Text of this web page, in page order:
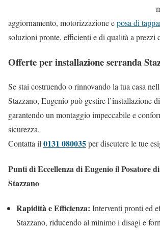
aggiornamento, motorizzazione eposa di
soluzioni pronte, efficienti e di qualità a prezzi
Offerte per installazione serranda
Se stai costruendo o rinnovando la tua casa
Stazzano, Eugenio può gestire l’installazione
garantendo un montaggio impeccabile e
sicurezza.
Contatta il0131 080035per discutere le tue
Punti di Eccellenza di Eugenio il Posatore
Stazzano
Rapidità e Efficienza: Interventi pronti ed
Stazzano, riducendo al minimo i disagi e